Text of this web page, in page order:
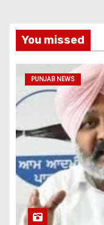
You missed
PUNJAB NEWS